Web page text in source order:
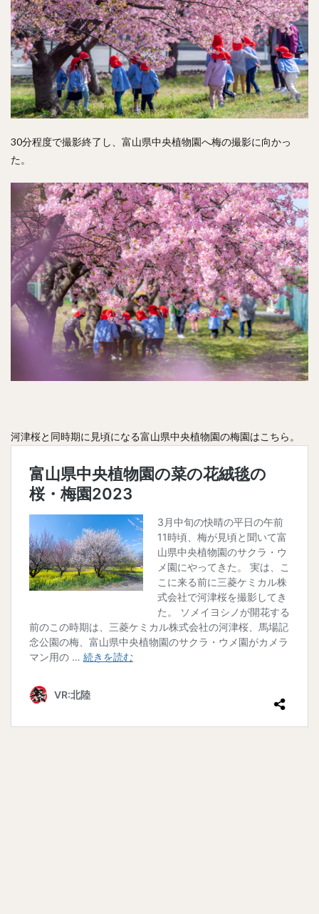
30分程度で撮影終了し、富山県中央植物園へ梅の撮影に向かっ
た。
河津桜と同時期に見頃になる富山県中央植物園の梅園はこちら。